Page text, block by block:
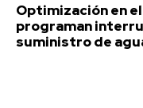
Optimización en
programan
suministro de